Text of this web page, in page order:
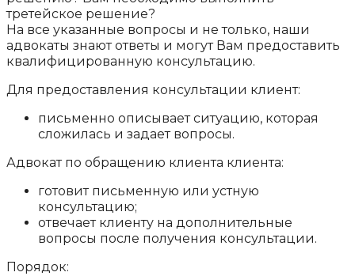
третейское решение?
На все указанные вопросы и не только, наши
адвокаты знают ответы и могут Вам предоставить
квалифицированную консультацию.
Для предоставления консультации клиент:
письменно описывает ситуацию, которая
сложилась и задает вопросы.
Адвокат по обращению клиента клиента:
готовит письменную или устную
консультацию;
отвечает клиенту на дополнительные
вопросы после получения консультации.
Порядок: